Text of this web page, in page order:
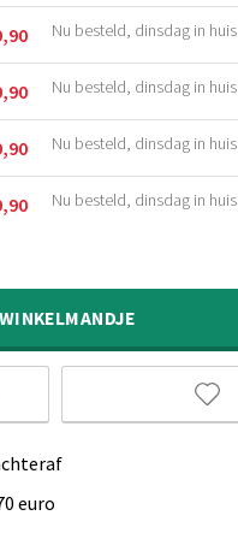
Nu besteld, dinsdag in huis
Nu besteld, dinsdag in huis
Nu besteld, dinsdag in huis
Nu besteld, dinsdag in huis
WINKELMANDJE
euro